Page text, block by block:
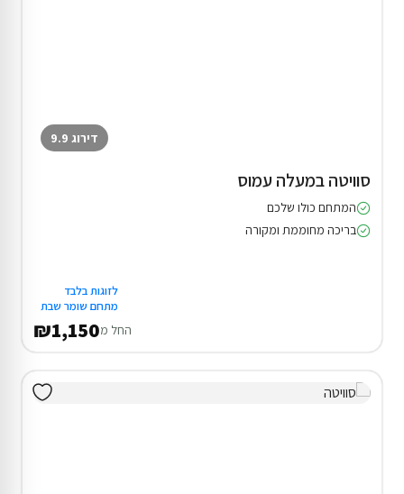
דירוג 9.9
סוויטה במעלה עמוס
המתחם כולו שלכם
בריכה מחוממת ומקורה
לזוגות בלבד
מתחם שומר שבת
החל מ₪1,150